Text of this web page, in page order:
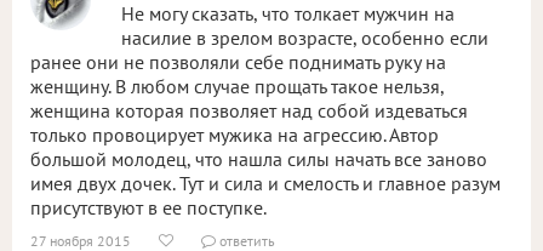
Не могу сказать, что толкает мужчин на
насилие в зрелом возрасте, особенно если
ранее они не позволяли себе поднимать руку на
женщину. В любом случае прощать такое нельзя,
женщина которая позволяет над собой издеваться
только провоцирует мужика на агрессию. Автор
большой молодец, что нашла силы начать все заново
имея двух дочек. Тут и сила и смелость и главное разум
присутствуют в ее поступке.
27 ноября 2015   ответить